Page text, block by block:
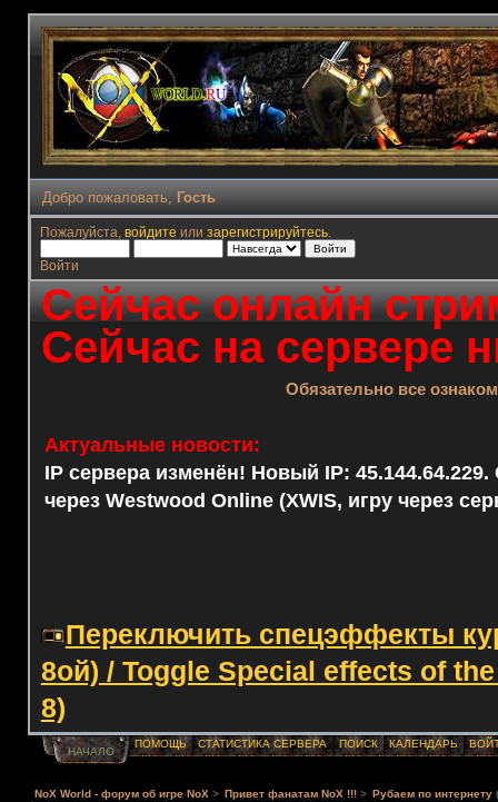
Добро пожаловать, Гость
Пожалуйста, войдите или зарегистрируйтесь.
Войти
Сейчас онлайн
Сейчас на сервере
Обязательно все
Актуальные новости:
IP сервера изменён! Новый IP: 45.144.64.229.
через Westwood Online (XWIS, игру через
Переключить спецэффекты
8ой) / Toggle Special effects of
8)
НАЧАЛО
ПОМОЩЬ СТАТИСТИКА СЕРВЕРА ПОИСК КАЛЕНДАРЬ
NoX World - форум об игре NoX > Привет фанатам NoX !!! > Рубаем по интернету